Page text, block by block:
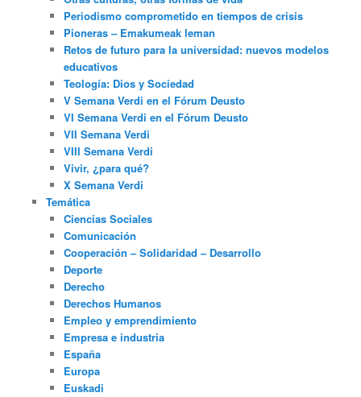
Periodismo comprometido en tiempos de crisis
Pioneras – Emakumeak leman
Retos de futuro para la universidad: nuevos modelos
educativos
Teología: Dios y Sociedad
V Semana Verdi en el Fórum Deusto
VI Semana Verdi en el Fórum Deusto
VII Semana Verdi
VIII Semana Verdi
Vivir, ¿para qué?
X Semana Verdi
Temática
Ciencias Sociales
Comunicación
Cooperación – Solidaridad – Desarrollo
Deporte
Derecho
Derechos Humanos
Empleo y emprendimiento
Empresa e industria
España
Europa
Euskadi